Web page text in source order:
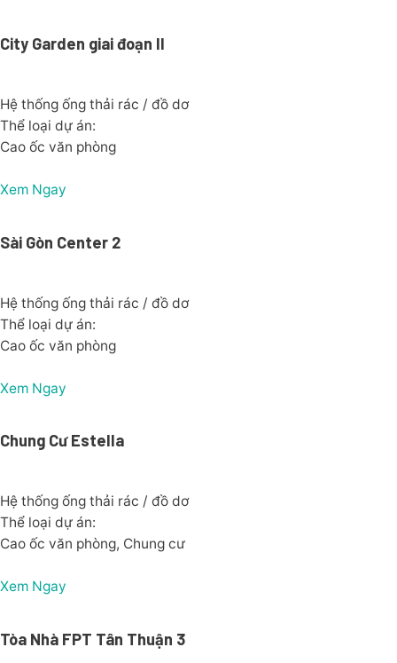
City Garden giai đoạn II
Hệ thống ống thải rác / đồ dơ
Thể loại dự án:
Cao ốc văn phòng
Xem Ngay
Sài Gòn Center 2
Hệ thống ống thải rác / đồ dơ
Thể loại dự án:
Cao ốc văn phòng
Xem Ngay
Chung Cư Estella
Hệ thống ống thải rác / đồ dơ
Thể loại dự án:
Cao ốc văn phòng, Chung cư
Xem Ngay
Tòa Nhà FPT Tân Thuận 3